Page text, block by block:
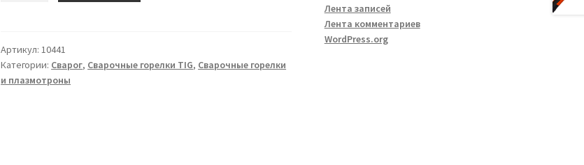
TECH
TS
17
Артикул:10441
Категории: Сварог, Сварочные горелки TIG, Сварочные горелки
и плазмотроны
Лента записей
Лента комментариев
WordPress.org